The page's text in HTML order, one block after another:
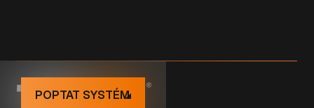
POPTAT SYSTÉM